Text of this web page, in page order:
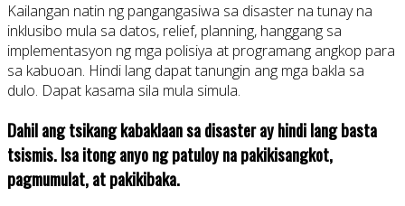
Kailangan natin ng pangangasiwa sa disaster na tunay na
inklusibo mula sa datos, relief, planning, hanggang sa
implementasyon ng mga polisiya at programang angkop para
sa kabuoan. Hindi lang dapat tanungin ang mga bakla sa
dulo. Dapat kasama sila mula simula.
Dahil ang tsikang kabaklaan sa disaster ay hindi lang basta
tsismis. Isa itong anyo ng patuloy na pakikisangkot,
pagmumulat, at pakikibaka.